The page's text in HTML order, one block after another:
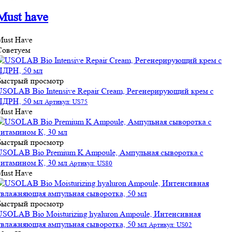
have
Have
просмотр
Bio Intensive Repair Cream, Регенерирующий крем с
50 мл Артикул: US75
Have
просмотр
Bio Premium K Ampoule, Ампульная сыворотка с
К, 30 мл Артикул: US80
Have
просмотр
Bio Moisturizing hyaluron Ampoule, Интенсивная
ампульная сыворотка, 50 мл Артикул: US02